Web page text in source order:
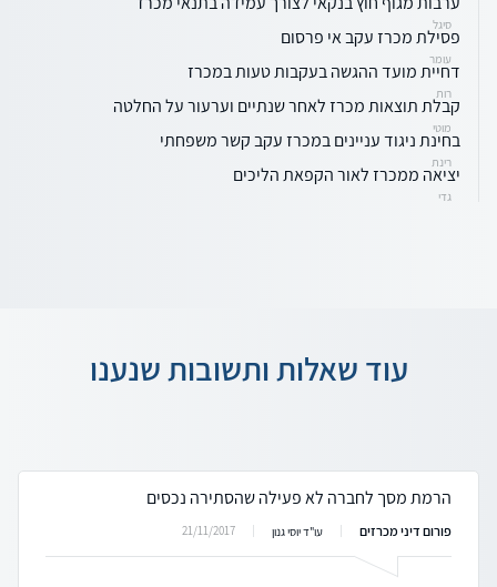
סיגל
פסילת מכרז עקב אי פרסום
עומר
דחיית מועד ההגשה בעקבות טעות במכרז
רות
קבלת תוצאות מכרז לאחר שנתיים וערעור על החלטה
מוטי
בחינת ניגוד עניינים במכרז עקב קשר משפחתי
רינת
יציאה ממכרז לאור הקפאת הליכים
גדי
עוד שאלות ותשובות שנענו
הרמת מסך לחברה לא פעילה שהסתירה נכסים
פורום דיני מכרזים עו"ד יוסי גנון 21/11/2017